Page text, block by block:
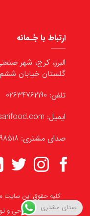
ارتباط با جُـمانه
البرز، کرج، شهر
گلستان خیابان ششم
تلفن: 02634762190
ایمیل: info@ansarifood.com
صدای مشتری: 09108798518
کلیه حقوق این سایت
مشاوره، طراحی وصدای مشتری